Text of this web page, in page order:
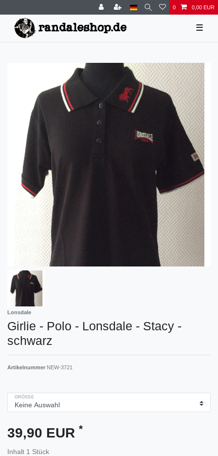
0 0,00 EUR
☰
Lonsdale
Girlie - Polo - Lonsdale - Stacy -
schwarz
Artikelnummer NEW-3721
GRÖSSE
39,90 EUR *
Inhalt 1 Stück